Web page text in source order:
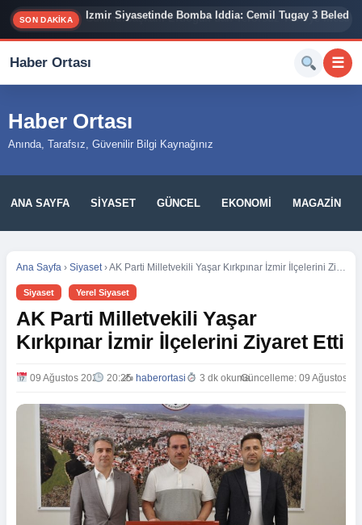
SON DAKİKA İzmir Siyasetinde Bomba İddia: Cemil Tugay 3
Haber Ortası ☰
Haber Ortası
Anında, Tarafsız, Güvenilir Bilgi Kaynağınız
ANA SAYFA SIYASET GÜNCEL EKONOMI MAGAZIN
Ana Sayfa › Siyaset ›AK Parti Milletvekili Yaşar Kırkpınar İzmir İlçelerini Ziyaret Etti
Siyaset Yerel Siyaset
AK Parti Milletvekili Yaşar
Kırkpınar İzmir İlçelerini Ziyaret Etti
09 Ağustos 2024 20:25
✍️ haberortasi 3 dk okumaGüncelleme: 09 Ağustos